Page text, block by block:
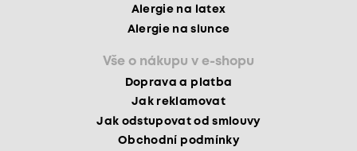
Alergie na latex
Alergie na slunce
Vše o nákupu v e-shopu
Doprava a platba
Jak reklamovat
Jak odstupovat od smlouvy
Obchodní podmínky